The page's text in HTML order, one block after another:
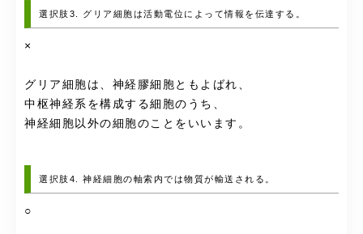
選択肢3. グリア細胞は活動電位によって情報を伝達する。
×
グリア細胞は、神経膠細胞ともよばれ、
中枢神経系を構成する細胞のうち、
神経細胞以外の細胞のことをいいます。
選択肢4. 神経細胞の軸索内では物質が輸送される。
○